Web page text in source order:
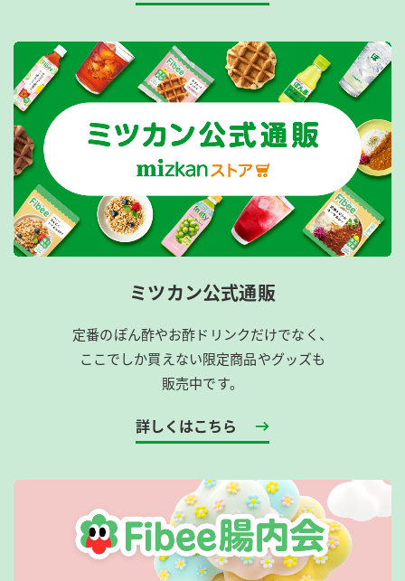
ミツカン公式通販
定番のぽん酢やお酢ドリンクだけでなく、
ここでしか買えない限定商品やグッズも
販売中です。
詳しくはこちら